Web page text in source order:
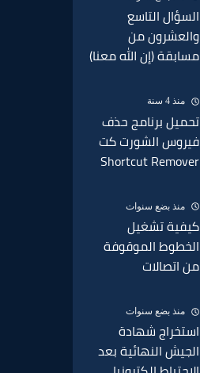
السؤال التاسع
والعشرون من
مسابقة (إن الله معنا)
من القاهرة
منذ 4 سنة
تحميل برنامج حذف
فيروس الشورت كت
Shortcut Remover
منذ بضع سنوات
كيفية تشغيل
الخطوط الموقوفة
من اتصالات
موقوف من الخدمة
2025
منذ بضع سنوات
استخراج شهادة
الجيش النهائية بعد